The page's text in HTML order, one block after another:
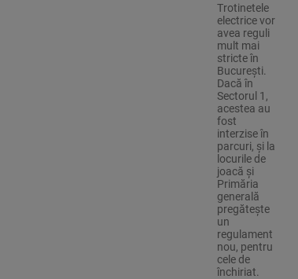
Trotinetele
electrice vor
avea reguli
mult mai
stricte în
București.
Dacă în
Sectorul 1,
acestea au
fost
interzise în
parcuri, și la
locurile de
joacă și
Primăria
generală
pregătește
un
regulament
nou, pentru
cele de
închiriat.